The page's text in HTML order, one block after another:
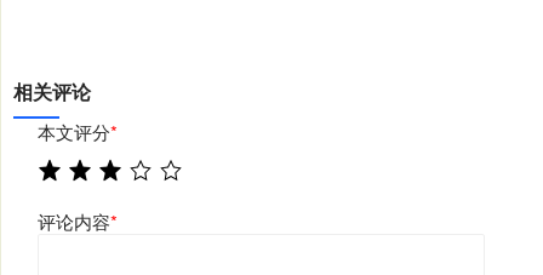
相关评论
本文评分*
评论内容*